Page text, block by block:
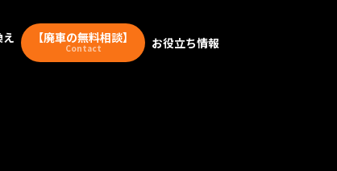
【廃車の無料相談】
Contact お役立ち情報